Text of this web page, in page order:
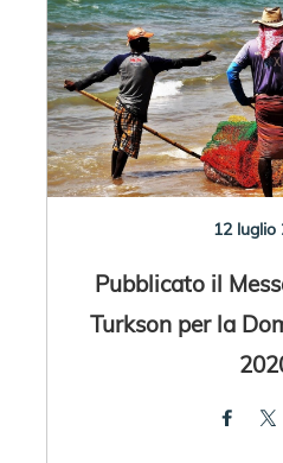
12 luglio
Pubblicato il
Turkson per la